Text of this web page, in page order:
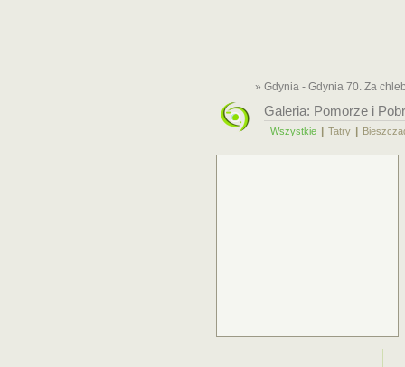
» Gdynia - Gdynia 70. Za
Galeria: Pomorze i
Wszystkie Tatry